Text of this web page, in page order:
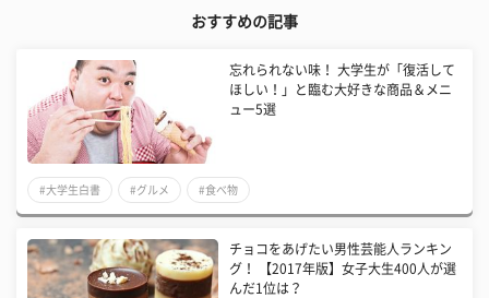
おすすめの記事
忘れられない味！ 大学生が「復活して
ほしい！」と臨む大好きな商品＆メニ
ュー5選
#大学生白書 #グルメ #食べ物
チョコをあげたい男性芸能人ランキン
グ！ 【2017年版】女子大生400人が選
んだ1位は？